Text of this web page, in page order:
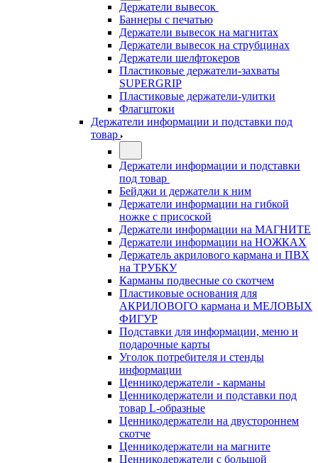
Держатели вывесок
Баннеры с печатью
Держатели вывесок на магнитах
Держатели вывесок на струбцинах
Держатели шелфтокеров
Пластиковые держатели-захваты
SUPERGRIP
Пластиковые держатели-улитки
Флагштоки
Держатели информации и подставки под
товар
Держатели информации и подставки
под товар
Бейджи и держатели к ним
Держатели информации на гибкой
ножке с присоской
Держатели информации на МАГНИТЕ
Держатели информации на НОЖКАХ
Держатель акрилового кармана и ПВХ
на ТРУБКУ
Карманы подвесные со скотчем
Пластиковые основания для
АКРИЛОВОГО кармана и МЕЛОВЫХ
ФИГУР
Подставки для информации, меню и
подарочные карты
Уголок потребителя и стенды
информации
Ценникодержатели - карманы
Ценникодержатели и подставки под
товар L-образные
Ценникодержатели на двустороннем
скотче
Ценникодержатели на магните
Ценникодержатели с большой